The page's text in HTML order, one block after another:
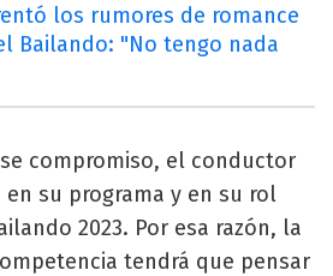
los rumores de romance
Bailando: "No tengo nada
compromiso, el conductor
su programa y en su rol
2023. Por esa razón, la
tendrá que pensar